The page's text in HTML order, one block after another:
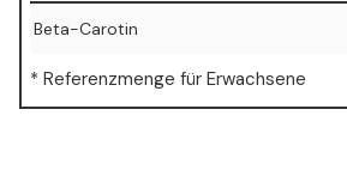
Beta-Carotin
* Referenzmenge für Erwachsene